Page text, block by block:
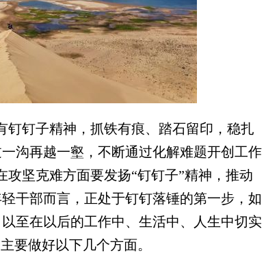
钉子精神，抓铁有痕、踏石留印，稳扎
沟再越一壑，不断通过化解难题开创工作
坚克难方面要发扬“钉钉子”精神，推动
干部而言，正处于钉钉落锤的第一步，如
至在以后的工作中、生活中、人生中切实
要做好以下几个方面。